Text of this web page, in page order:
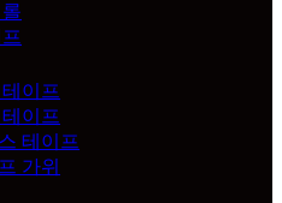
이프
이프
테이프
가위